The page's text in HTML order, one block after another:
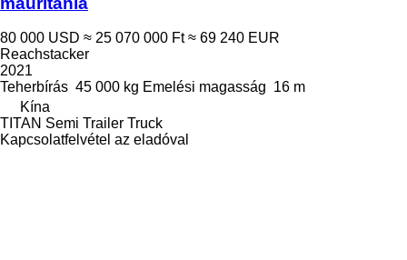
80 000 USD ≈ 25 070 000 Ft ≈ 69 240 EUR
Reachstacker
2021
Teherbírás 45 000 kg Emelési magasság 16 m
Kína
TITAN Semi Trailer Truck
Kapcsolatfelvétel az eladóval